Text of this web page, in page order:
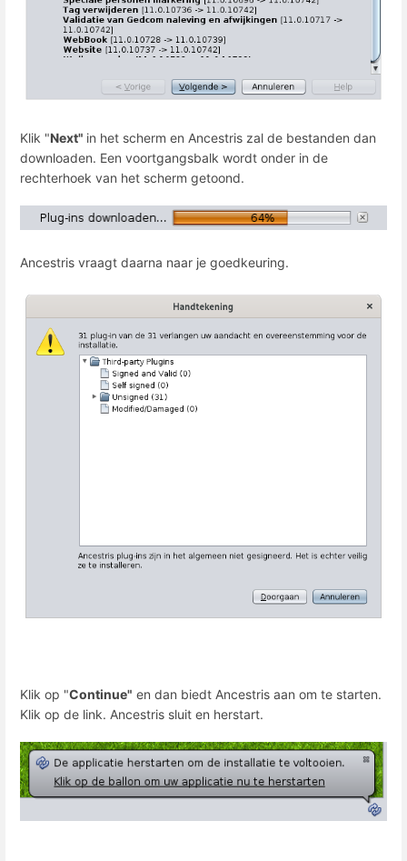
Klik "Next" in het scherm en Ancestris zal de bestanden dan
downloaden. Een voortgangsbalk wordt onder in de
rechterhoek van het scherm getoond.
Ancestris vraagt daarna naar je goedkeuring.
Klik op "Continue" en dan biedt Ancestris aan om te starten.
Klik op de link. Ancestris sluit en herstart.